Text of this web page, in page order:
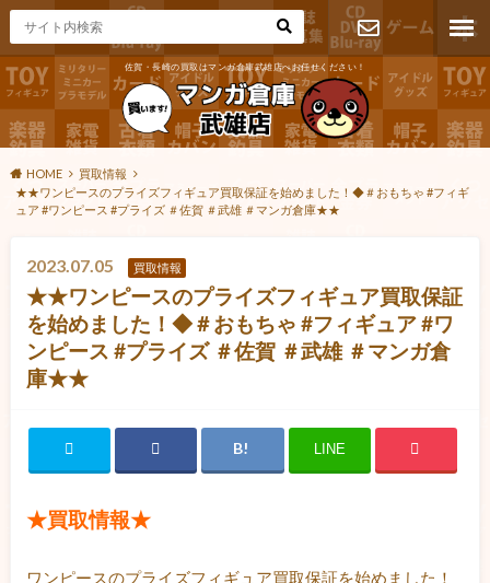
佐賀・長崎の買取はマンガ倉庫武雄店へお任せください！
お問い合わ
せ
HOME
買取情報
★★ワンピースのプライズフィギュア買取保証を始めました！◆＃おもちゃ #フィギ
ュア #ワンピース #プライズ ＃佐賀 ＃武雄 ＃マンガ倉庫★★
2023.07.05 買取情報
★★ワンピースのプライズフィギュア買取保証
を始めました！◆＃おもちゃ #フィギュア #ワ
ンピース #プライズ ＃佐賀 ＃武雄 ＃マンガ倉
庫★★
LINE
★買取情報★
ワンピースのプライズフィギュア買取保証を始めました！